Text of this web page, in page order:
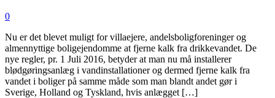
0
Nu er det blevet muligt for villaejere, andelsboligforeninger og
almennyttige boligejendomme at fjerne kalk fra drikkevandet. De
nye regler, pr. 1 Juli 2016, betyder at man nu må installerer
blødgøringsanlæg i vandinstallationer og dermed fjerne kalk fra
vandet i boliger på samme måde som man blandt andet gør i
Sverige, Holland og Tyskland, hvis anlægget […]